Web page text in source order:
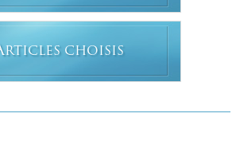
RTICLES CHOISIS